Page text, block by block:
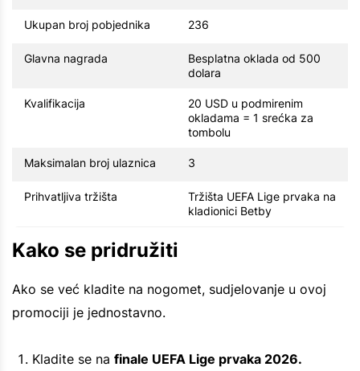
Ukupan broj pobjednika 236
Glavna nagrada
Besplatna oklada od 500
dolara
Kvalifikacija
20 USD u podmirenim
okladama = 1 srećka za
tombolu
Maksimalan broj ulaznica 3
Prihvatljiva tržišta
Tržišta UEFA Lige prvaka na
kladionici Betby
Kako se pridružiti
Ako se već kladite na nogomet, sudjelovanje u ovoj
promociji je jednostavno.
Kladite se na finale UEFA Lige prvaka 2026.